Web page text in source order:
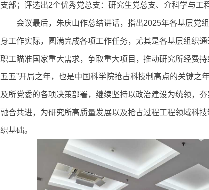
支部；评选出2个优秀党总支：研究生党总支、介科学与工
会议最后，朱庆山作总结讲话，指出2025年各基层党
身工作实际，圆满完成各项工作任务，尤其是各基层组织
职工瞄准国家重大需求，争取重大项目，推动研究所经费
五五”开局之年，也是中国科学院抢占科技制高点的关键之
及所党委的各项决策部署，继续坚持以政治建设为统领，
融合共进，为研究所高质量发展以及抢占过程工程领域科
织基础。